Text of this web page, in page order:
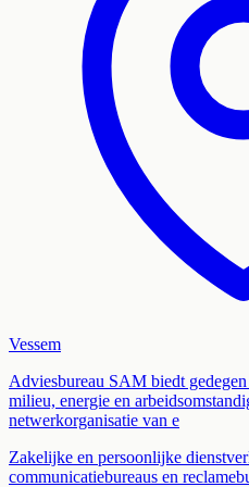
Vessem
Adviesbureau SAM biedt
milieu, energie en
netwerkorganisatie van e
Zakelijke en persoonlijke
communicatiebureaus en